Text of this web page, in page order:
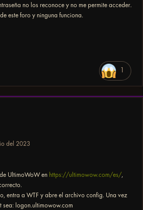
no los reconoce y no me permite acceder.
este foro y ninguna funciona.
1
del 2023
UltimoWoW en https://ultimowow.com/es/,
entra a WTF y abre el archivo config. Una vez
sea: logon.ultimowow.com